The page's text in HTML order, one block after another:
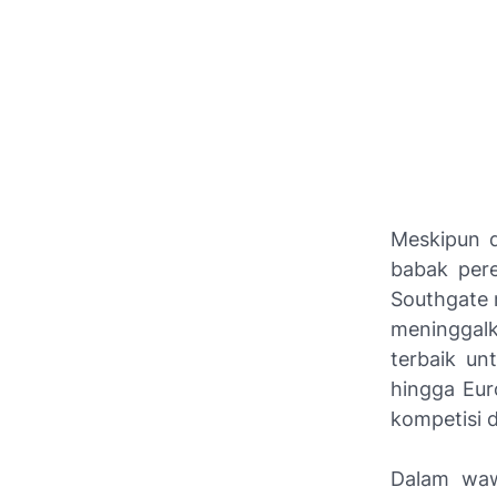
Meskipun
babak
Southgate
terbaik
hingga
kompetisi
Dalam